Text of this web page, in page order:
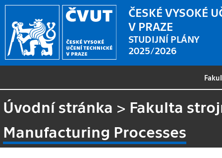
ČESKÉ VYSOKÉ
V PRAZE
STUDIJNÍ PLÁNY
2025/2026
Úvodní stránka > Fakulta
Manufacturing Processes